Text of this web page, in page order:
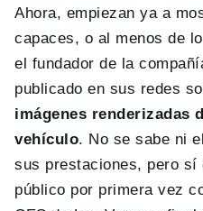
Ahora, empiezan ya a
capaces, o al menos de
el fundador de la
publicado en sus redes
imágenes renderizadas
vehículo. No se sabe ni
sus prestaciones, pero sí
público por primera vez